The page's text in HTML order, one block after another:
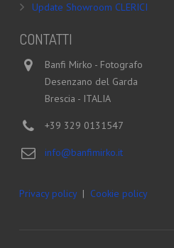
Update Showroom CLERICI
CONTATTI
Banfi Mirko - Fotografo
Desenzano del Garda
Brescia - ITALIA
+39 329 0131547
info@banfimirko.it
Privacy policy| Cookie policy